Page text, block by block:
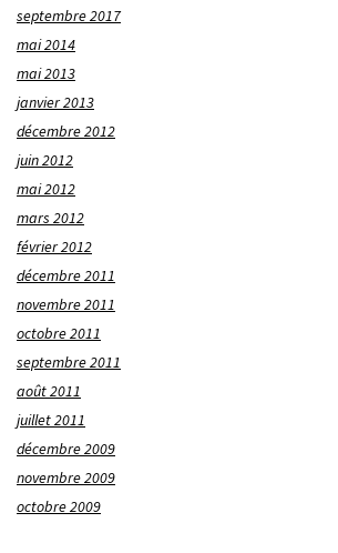
septembre 2017
mai 2014
mai 2013
janvier 2013
décembre 2012
juin 2012
mai 2012
mars 2012
février 2012
décembre 2011
novembre 2011
octobre 2011
septembre 2011
août 2011
juillet 2011
décembre 2009
novembre 2009
octobre 2009